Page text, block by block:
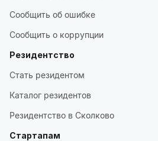
Сообщить об ошибке
Сообщить о коррупции
Резидентство
Стать резидентом
Каталог резидентов
Резидентство в Сколково
Стартапам